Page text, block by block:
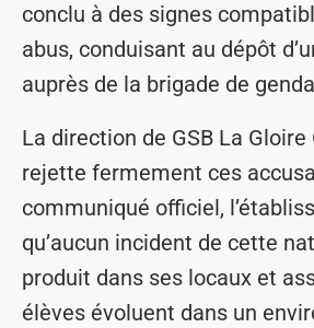
conclu à des signes
abus, conduisant au dépôt
auprès de la brigade de
La direction de GSB La Gloire
rejette fermement ces
communiqué officiel,
qu’aucun incident de cette
produit dans ses locaux et
élèves évoluent dans un